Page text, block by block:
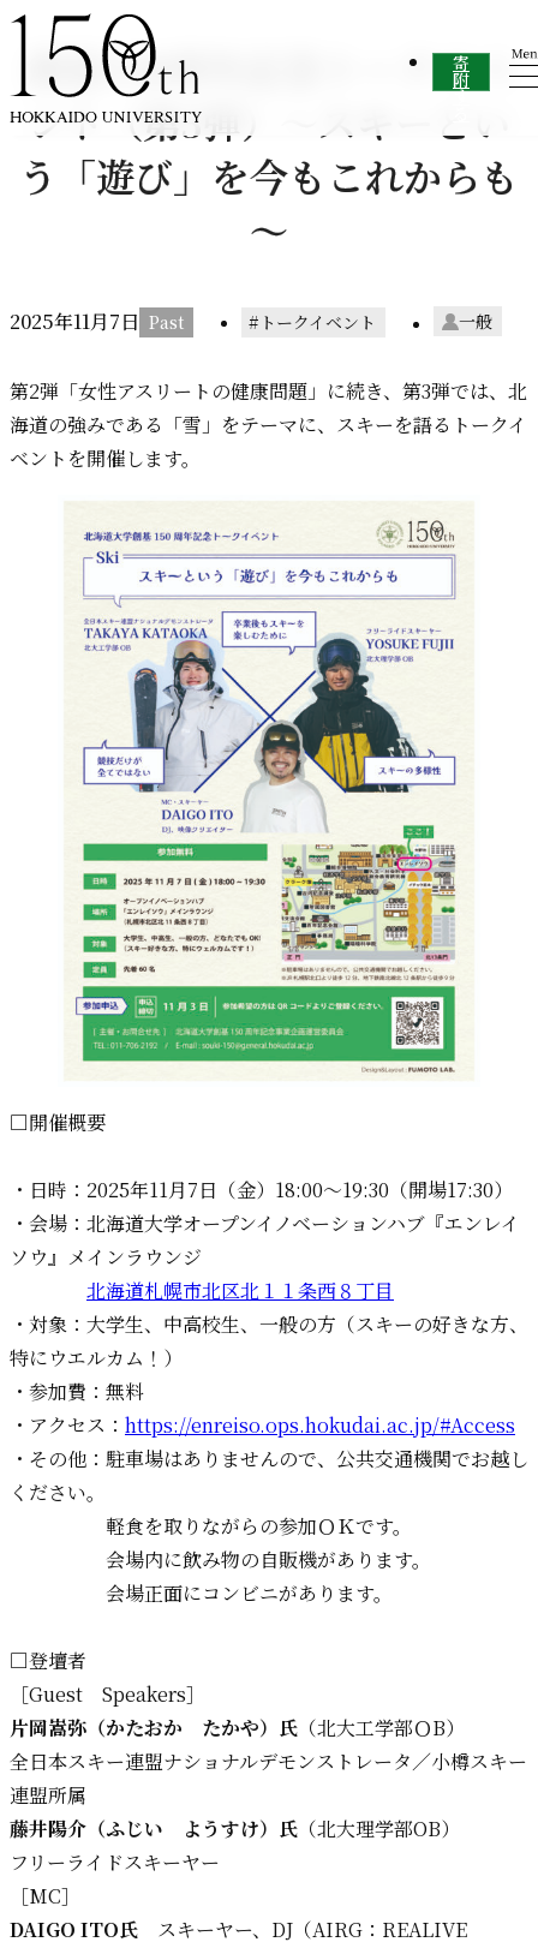
内容をスキップ
寄
附
す
創基150周年記念トークイベ
ント（第3弾）～スキーとい
う「遊び」を今もこれからも
～
2025年11月7日 トークイベント 一般
第2弾「女性アスリートの健康問題」に続き、第3弾では、北
海道の強みである「雪」をテーマに、スキーを語るトークイ
ベントを開催します。
□開催概要
・日時：2025年11月7日（金）18:00〜19:30（開場17:30）
・会場：北海道大学オープンイノベーションハブ『エンレイ
ソウ』メインラウンジ
北海道札幌市北区北１１条西８丁目
・対象：大学生、中高校生、一般の方（スキーの好きな方、
特にウエルカム！）
・参加費：無料
・アクセス： https://enreiso.ops.hokudai.ac.jp/#Access
・その他：駐車場はありませんので、公共交通機関でお越し
ください。
軽食を取りながらの参加ＯＫです。
会場内に飲み物の自販機があります。
会場正面にコンビニがあります。
□登壇者
［Guest Speakers］
片岡嵩弥（かたおか たかや）氏 （北大工学部ＯB）
全日本スキー連盟ナショナルデモンストレータ／小樽スキー
連盟所属
藤井陽介（ふじい ようすけ）氏 （北大理学部OB）
フリーライドスキーヤー
［MC］
DAIGO ITO氏 スキーヤー、DJ（AIRG：REALIVE